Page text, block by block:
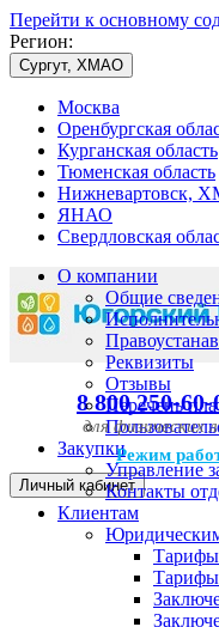
Перейти к основному
Регион:
Сургут, ХМАО
Москва
Оренбургская
Курганская область
Тюменская область
Нижневартовск,
ЯНАО
Свердловская
8 800 250-60-
для физических
Режим
Личный кабинет
О компании
Общие
Реквизиты
Отзывы
Перечень
Закупки
Управление
Контакты
Клиентам
Тарифы
Тарифы